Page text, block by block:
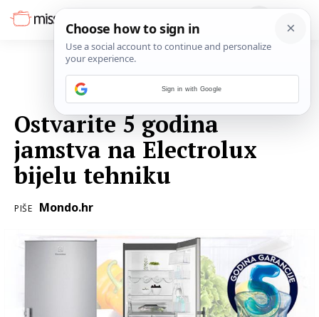
Ostvarite 5 godina
jamstva na Electrolux
bijelu tehniku
PIŠE Mondo.hr
Sign in with Google